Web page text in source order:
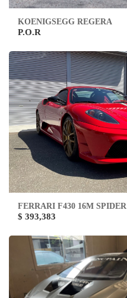
KOENIGSEGG REGERA
P.O.R
FERRARI F430 16M SPIDER
$ 393,383